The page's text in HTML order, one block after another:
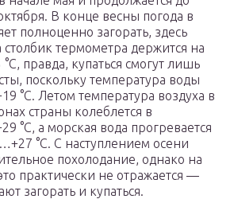
В конце весны погода в
полноценно загорать, здесь
столбик термометра держится на
правда, купаться смогут лишь
поскольку температура воды
°C. Летом температура воздуха в
страны колеблется в
°C, а морская вода прогревается
°C. С наступлением осени
похолодание, однако на
практически не отражается —
загорать и купаться.